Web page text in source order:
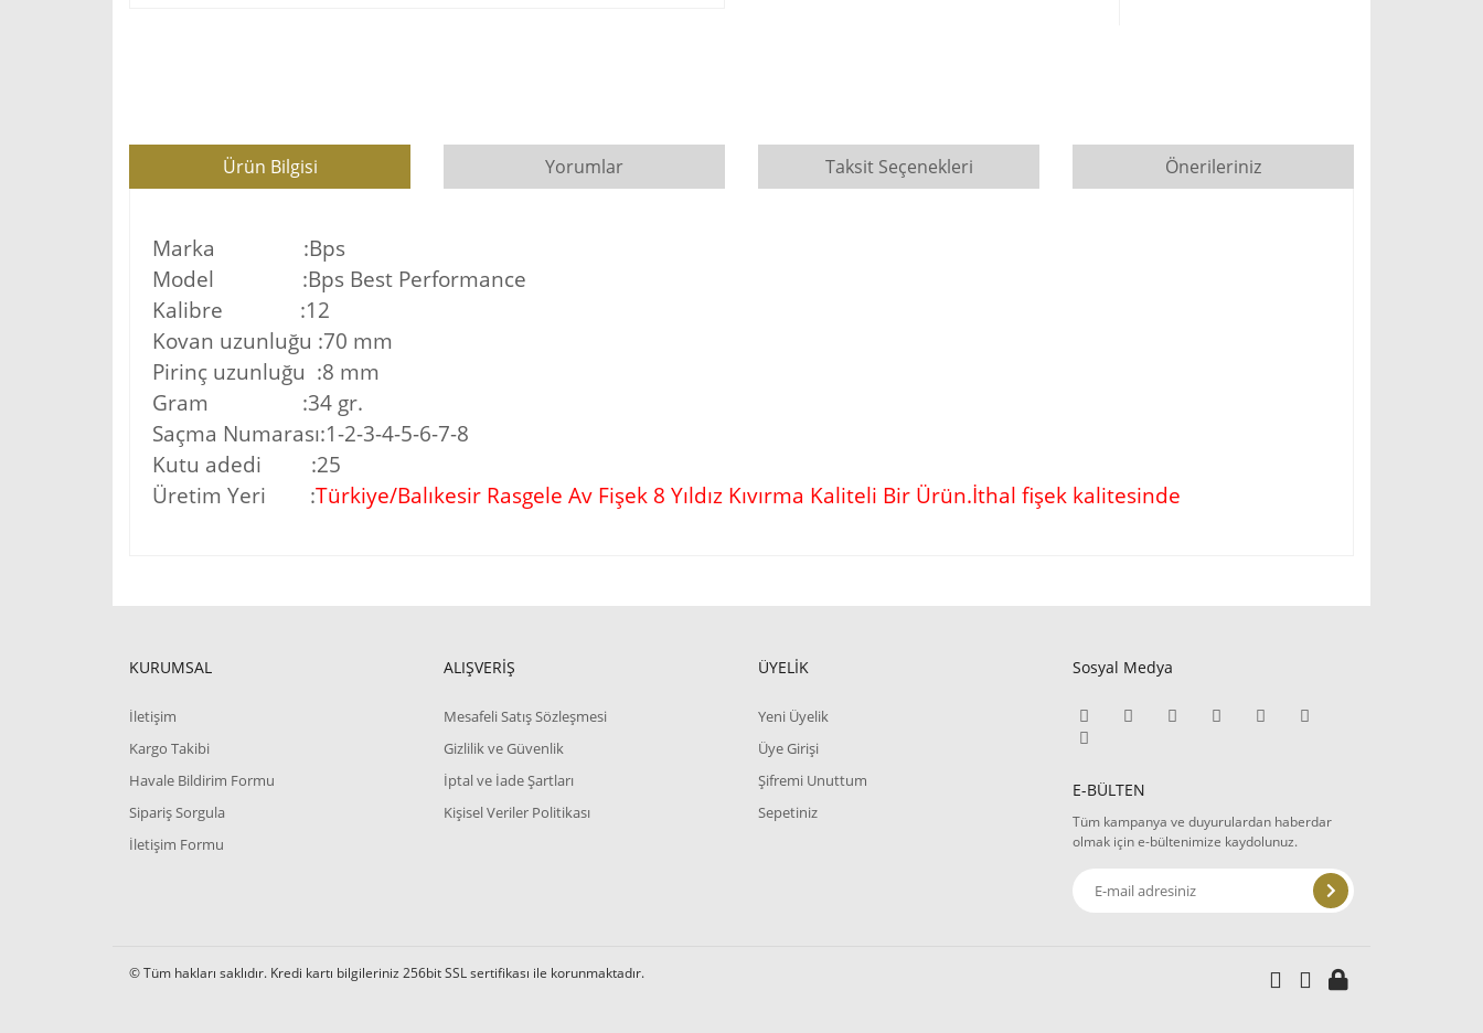
Ürün Bilgisi Yorumlar Taksit Seçenekleri Önerileriniz
Marka :Bps
Model :Bps Best Performance
Kalibre :12
Kovan uzunluğu :70 mm
Pirinç uzunluğu :8 mm
Gram :34 gr.
Saçma Numarası:1-2-3-4-5-6-7-8
Kutu adedi :25
Üretim Yeri :Türkiye/Balıkesir Rasgele Av Fişek 8 Yıldız Kıvırma Kaliteli Bir Ürün.İthal fişek kalitesinde
Ürün resmi kalitesiz, bozuk veya görüntülenemiyor.
Ürün fiyatı diğer sitelerden daha pahalı.
Bu ürüne benzer farklı alternatifler olmalı.
KURUMSAL
İletişim
Kargo Takibi
Havale Bildirim Formu
Sipariş Sorgula
İletişim Formu
ALIŞVERİŞ
Mesafeli Satış Sözleşmesi
Gizlilik ve Güvenlik
İptal ve İade Şartları
Kişisel Veriler Politikası
ÜYELİK
Yeni Üyelik
Üye Girişi
Şifremi Unuttum
Sepetiniz
Sosyal Medya
E-BÜLTEN
Tüm kampanya ve duyurulardan haberdar
olmak için e-bültenimize kaydolunuz.
© Tüm hakları saklıdır. Kredi kartı bilgileriniz 256bit SSL sertifikası ile korunmaktadır.